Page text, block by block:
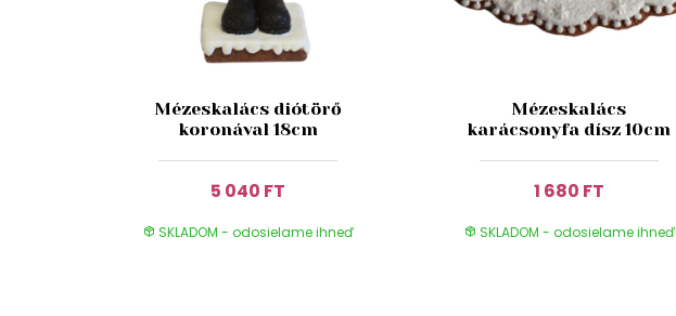
Mézeskalács diótörő
koronával 18cm
5 040 FT
SKLADOM - odosielame ihneď
Mézeskalács
karácsonyfa dísz 10cm
1 680 FT
SKLADOM - odosielame ihneď